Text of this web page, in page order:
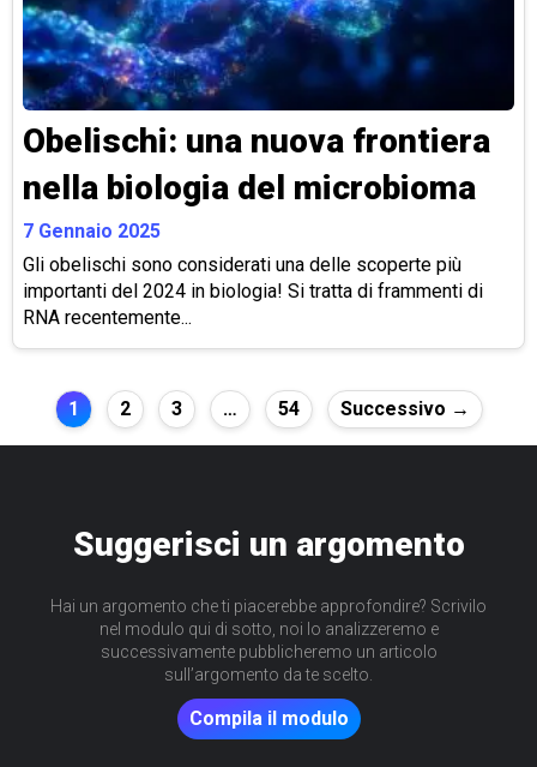
Obelischi: una nuova frontiera
nella biologia del microbioma
7 Gennaio 2025
Gli obelischi sono considerati una delle scoperte più
importanti del 2024 in biologia! Si tratta di frammenti di
RNA recentemente...
Paginazione
degli
1 2 3 … 54 Successivo →
Suggerisci un argomento
Hai un argomento che ti piacerebbe approfondire? Scrivilo
nel modulo qui di sotto, noi lo analizzeremo e
successivamente pubblicheremo un articolo
sull’argomento da te scelto.
Compila il modulo